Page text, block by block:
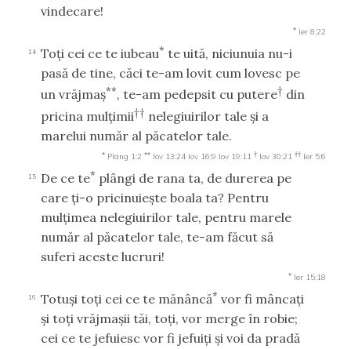
vindecare!
* Ier 8:22
14 Toţi cei ce te iubeau* te uită, niciunuia nu-i
pasă de tine, căci te-am lovit cum lovesc pe
un vrăjmaş**, te-am pedepsit cu putere† din
pricina mulţimii†† nelegiuirilor tale şi a
marelui număr al păcatelor tale.
* Plang 1:2 ** Iov 13:24 Iov 16:9 Iov 19:11 † Iov 30:21 †† Ier 5:6
15 De ce te* plângi de rana ta, de durerea pe
care ţi-o pricinuieşte boala ta? Pentru
mulţimea nelegiuirilor tale, pentru marele
număr al păcatelor tale, te-am făcut să
suferi aceste lucruri!
* Ier 15:18
16 Totuşi toţi cei ce te mănâncă* vor fi mâncaţi
şi toţi vrăjmaşii tăi, toţi, vor merge în robie;
cei ce te jefuiesc vor fi jefuiţi şi voi da pradă